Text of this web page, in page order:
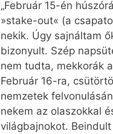
„Február 15-én
»stake-out« (a
nekik. Úgy sajnáltam
bizonyult. Szép
nem tudta, mekkorák
Február 16-ra,
nemzetek
nekem az olaszokkal
világbajnokot.